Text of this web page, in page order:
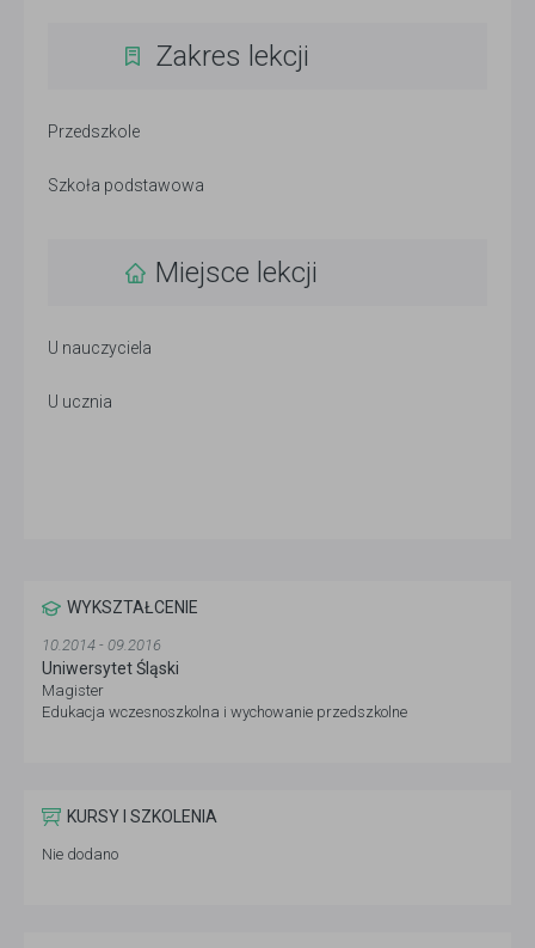
Zakres lekcji
Przedszkole
Szkoła podstawowa
Miejsce lekcji
U nauczyciela
U ucznia
WYKSZTAŁCENIE
10.2014 - 09.2016
Uniwersytet Śląski
Magister
Edukacja wczesnoszkolna i wychowanie przedszkolne
KURSY I SZKOLENIA
Nie dodano